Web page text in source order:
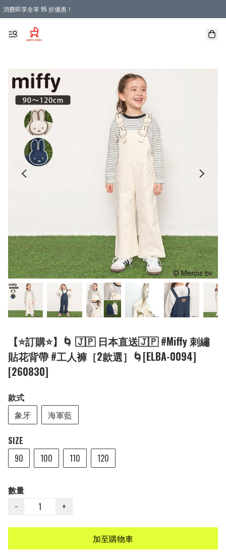
消費即享全單 95 折優惠！
購物滿 HKD 900.00即享免運費優惠！（適用於 本地送貨、本地取貨 )
【⭐訂購⭐】🌀 🇯🇵 日本直送🇯🇵 #Miffy 刺繡
貼花背帶 #工人褲［2款選］🌀[ELBA-0094]
[260830]
款式
象牙
海軍藍
SIZE
90
100 110 120
數量
−
+
加至購物車